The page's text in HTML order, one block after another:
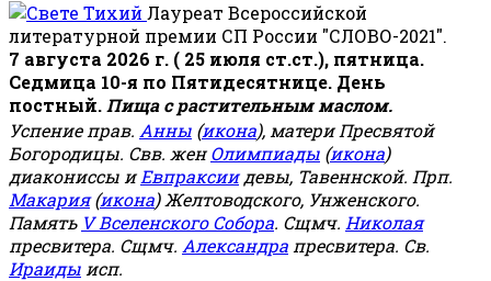
Лауреат Всероссийской
литературной премии СП России "СЛОВО-2021".
7 августа 2026 г. ( 25 июля ст.ст.), пятница.
Седмица 10-я по Пятидесятнице. День
постный. Пища с растительным маслом.
Успение прав. Анны (икона), матери Пресвятой
Богородицы. Свв. женОлимпиады (икона)
диакониссы иЕвпраксиидевы, Тавеннской. Прп.
Макария(икона) Желтоводского, Унженского.
Память V Вселенского Собора. Сщмч. Николая
пресвитера. Сщмч. Александра пресвитера. Св.
Ираиды исп.